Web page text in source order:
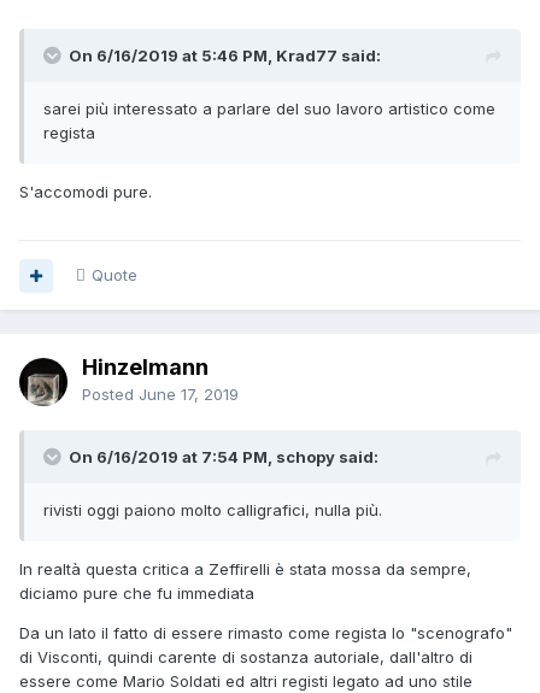
On 6/16/2019 at 5:46 PM, Krad77 said:
sarei più interessato a parlare del suo lavoro artistico come
regista
S'accomodi pure.
Quote
Hinzelmann
Posted June 17, 2019
On 6/16/2019 at 7:54 PM, schopy said:
rivisti oggi paiono molto calligrafici, nulla più.
In realtà questa critica a Zeffirelli è stata mossa da sempre,
diciamo pure che fu immediata
Da un lato il fatto di essere rimasto come regista lo "scenografo"
di Visconti, quindi carente di sostanza autoriale, dall'altro di
essere come Mario Soldati ed altri registi legato ad uno stile